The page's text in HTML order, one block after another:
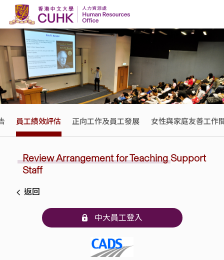
Skip to content
員工績效評估 正向工作及員工發展 女性與家庭友善工作
Review Arrangement forTeachingSupport
Staff
返回
中大員工登入